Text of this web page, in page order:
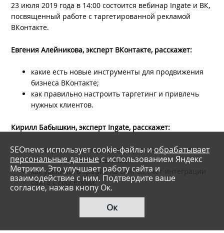
23 июля 2019 года в 14:00 состоится вебинар Ingate и ВК,
посвященный работе с таргетированной рекламой
ВКонтакте.
Евгения Алейникова, эксперт ВКонтакте, расскажет:
какие есть новые инструменты для продвижения
бизнеса ВКонтакте;
как правильно настроить таргетинг и привлечь
нужных клиентов.
Кирилл Бабышкин, эксперт Ingate, расскажет:
как таргетированную рекламу использовать в
связке с другими каналами;
как увеличить трафик на сайт за счет интеграции
сайта с соцсетями.
SEOnews использует cookie-файлы иобрабатывает
персональные данныес использованием Яндекс
Метрики. Это улучшает работу сайта и
взаимодействие с ним. Подтвердите ваше
согласие, нажав кнопу Ок.
Ок